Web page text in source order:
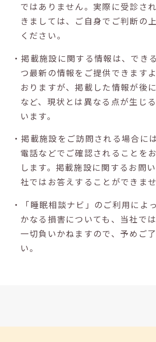
ではありません。実際に受診さ
きましては、ご自身でご判断の
ください。
・掲載施設に関する情報は、でき
つ最新の情報をご提供できます
おりますが、掲載した情報が後
など、現状とは異なる点が生じ
います。
・掲載施設をご訪問される場合に
電話などでご確認されることを
します。掲載施設に関するお問
社ではお答えすることができませ
・「睡眠相談ナビ」のご利用によ
かなる損害についても、当社で
一切負いかねますので、予めご
い。